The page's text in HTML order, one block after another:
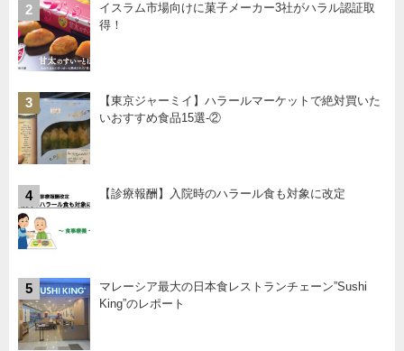
2
イスラム市場向けに菓子メーカー3社がハラル認証取
得！
3
【東京ジャーミイ】ハラールマーケットで絶対買いた
いおすすめ食品15選-②
4 【診療報酬】入院時のハラール食も対象に改定
5
マレーシア最大の日本食レストランチェーン”Sushi
King”のレポート